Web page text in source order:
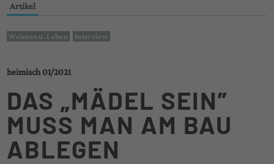
Artikel
Wohnen u. Leben Interview
heimisch 01/2021
DAS „MÄDEL SEIN”
MUSS MAN AM BAU
ABLEGEN